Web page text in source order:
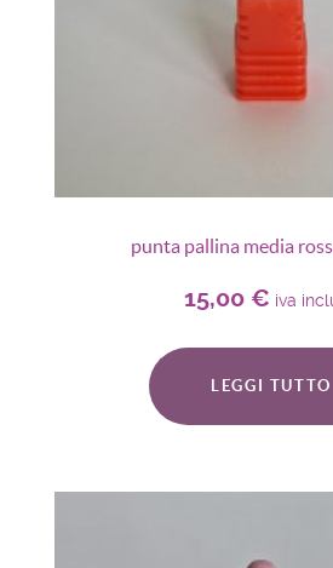
punta pallina media
15,00 € iva
LEGGI TUTTO